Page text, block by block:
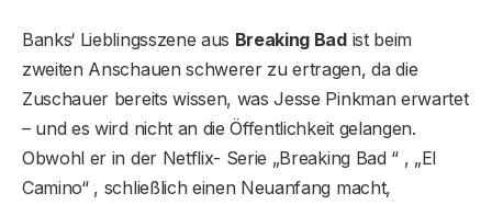
Banks‘ Lieblingsszene aus Breaking Badist beim
zweiten Anschauen schwerer zu ertragen, da die
Zuschauer bereits wissen, was Jesse Pinkman erwartet
– und es wird nicht an die Öffentlichkeit gelangen.
Obwohl er in der Netflix- Serie „Breaking Bad “ , „El
Camino“ , schließlich einen Neuanfang macht,